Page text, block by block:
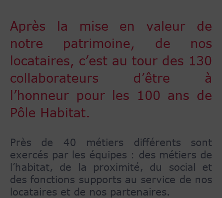
Après la mise en valeur de
notre patrimoine, de nos
locataires, c’est au tour des 130
collaborateurs d’être à
l’honneur pour les 100 ans de
Pôle Habitat.
Près de 40 métiers différents sont
exercés par les équipes : des métiers de
l’habitat, de la proximité, du social et
des fonctions supports au service de nos
locataires et de nos partenaires.